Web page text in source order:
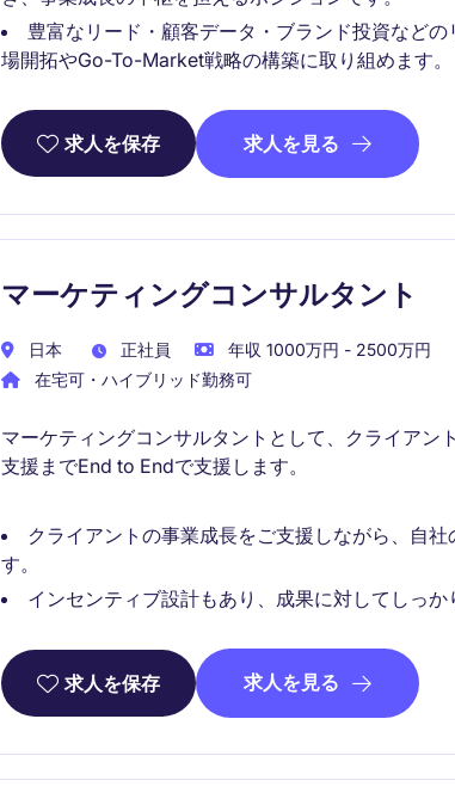
豊富なリード・顧客データ・ブランド投資など
場開拓やGo-To-Market戦略の構築に取り組めます。
求人を保存 求人を見る
マーケティングコンサルタント
日本 正社員 年収 1000万円 - 2500万円
在宅可・ハイブリッド勤務可
マーケティングコンサルタントとして、クライアン
支援までEnd to Endで支援します。
クライアントの事業成長をご支援しながら、自
す。
インセンティブ設計もあり、成果に対してしっか
求人を保存 求人を見る